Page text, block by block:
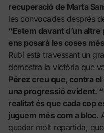
recuperació de Marta
les convocades després
“Estem davant d’un
ens posarà les coses
Rubí està travessant un
demostra la victòria que
Pérez creu que, contra el
una progressió evident.
realitat és que cada cop
juguem més com a bloc.
quedar molt repartida,